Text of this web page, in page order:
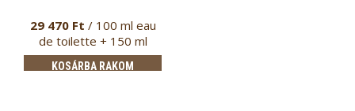
29 470 Ft / 100 ml eau
de toilette + 150 ml
testápoló
KOSÁRBA RAKOM